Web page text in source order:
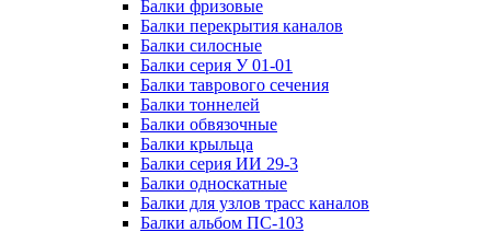
Балки фризовые
Балки перекрытия каналов
Балки силосные
Балки серия У 01-01
Балки таврового сечения
Балки тоннелей
Балки обвязочные
Балки крыльца
Балки серия ИИ 29-3
Балки односкатные
Балки для узлов трасс каналов
Балки альбом ПС-103